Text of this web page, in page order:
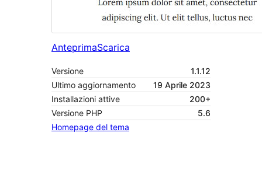
AnteprimaScarica
Versione
1.1.12
Ultimo aggiornamento
19 Aprile 2023
Installazioni attive
200+
Versione PHP
5.6
Homepage del tema